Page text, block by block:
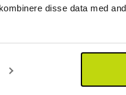
disse data med